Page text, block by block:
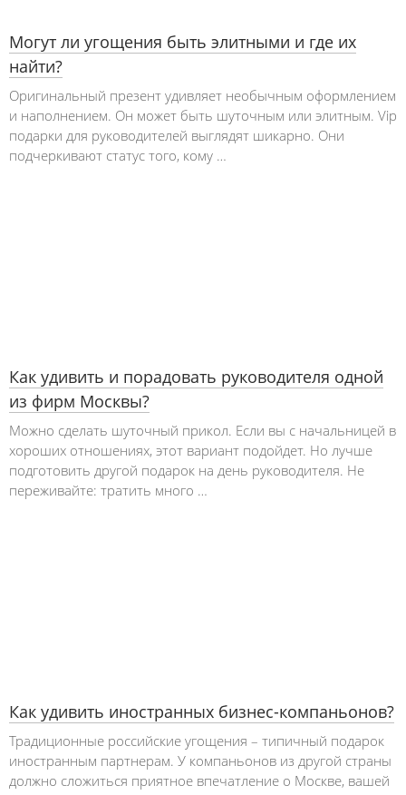
Могут ли угощения быть элитными и где их
найти?
Оригинальный презент удивляет необычным оформлением
и наполнением. Он может быть шуточным или элитным. Vip
подарки для руководителей выглядят шикарно. Они
подчеркивают статус того, кому …
Как удивить и порадовать руководителя одной
из фирм Москвы?
Можно сделать шуточный прикол. Если вы с начальницей в
хороших отношениях, этот вариант подойдет. Но лучше
подготовить другой подарок на день руководителя. Не
переживайте: тратить много …
Как удивить иностранных бизнес-компаньонов?
Традиционные российские угощения – типичный подарок
иностранным партнерам. У компаньонов из другой страны
должно сложиться приятное впечатление о Москве, вашей